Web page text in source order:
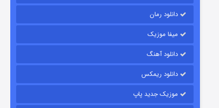
قسمت
دانلود رمان
میفا موزیک
دانلود آهنگ
دانلود ریمکس
موزیک جدید پاپ